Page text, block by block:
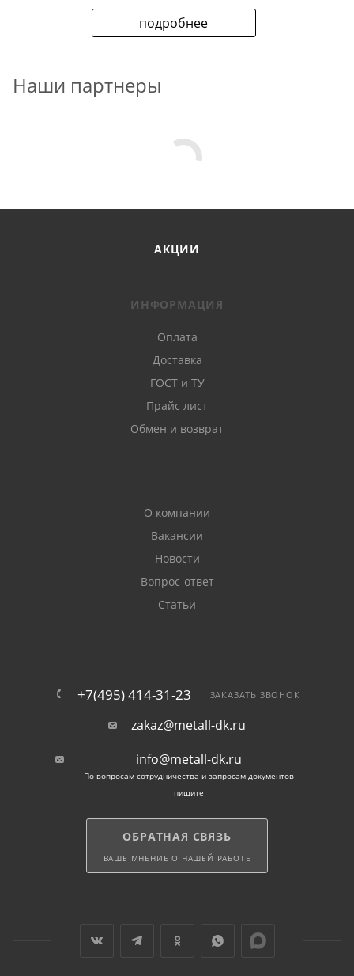
подробнее
Наши партнеры
АКЦИИ
ИНФОРМАЦИЯ
Оплата
Доставка
ГОСТ и ТУ
Прайс лист
Обмен и возврат
О компании
Вакансии
Новости
Вопрос-ответ
Статьи
+7(495) 414-31-23 ЗАКАЗАТЬ ЗВОНОК
zakaz@metall-dk.ru
info@metall-dk.ru
По вопросам сотрудничества и запросам документов
пишите
ОБРАТНАЯ СВЯЗЬ
ВАШЕ МНЕНИЕ О НАШЕЙ РАБОТЕ